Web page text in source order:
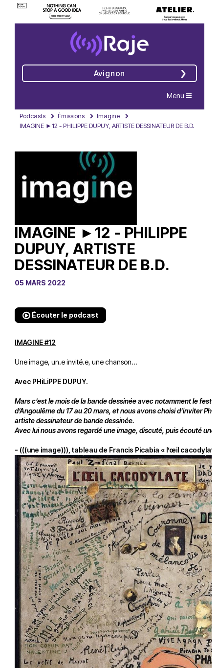
Avignon
Navigation
Menu
Podcasts Émissions
Imagine
IMAGINE ►12 - PHILIPPE DUPUY, ARTISTE DESSINATEUR DE B.D.
IMAGINE ►12 - PHILIPPE
DUPUY, ARTISTE
DESSINATEUR DE B.D.
05 MARS 2022
Écouter le podcast
IMAGINE #12
Une image, un.e invité.e, une chanson…
Avec PHiLiPPE DUPUY.
Mars c’est le mois de la bande dessinée avec notamment le
d’Angoulême du 17 au 20 mars, et nous avons choisi d’inviter
artiste dessinateur de bande dessinée.
Avec lui nous avons regardé une image, discuté, puis écouté une
- (((une image))), tableau de Francis Picabia « l’œil cacodylate